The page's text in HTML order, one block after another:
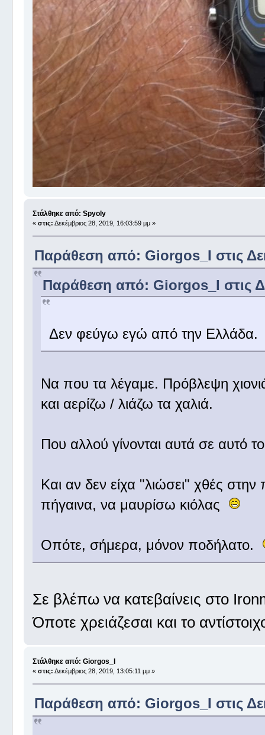
Στάλθηκε από: Spyoly
« στις: Δεκέμβριος 28, 2019, 16:03:59 μμ »
Παράθεση από: Giorgos_I στις
Παράθεση από: Giorgos_I στις
Δεν φεύγω εγώ από την Ελλάδα.
Να που τα λέγαμε. Πρόβλεψη
και αερίζω / λιάζω τα χαλιά.
Που αλλού γίνονται αυτά σε αυτό
Και αν δεν είχα "λιώσει" χθές
πήγαινα, να μαυρίσω κιόλας
Οπότε, σήμερα, μόνον ποδήλατο.
Σε βλέπω να κατεβαίνεις στο
Όποτε χρειάζεσαι και το
Στάλθηκε από: Giorgos_I
« στις: Δεκέμβριος 28, 2019, 13:05:11 μμ »
Παράθεση από: Giorgos_I στις